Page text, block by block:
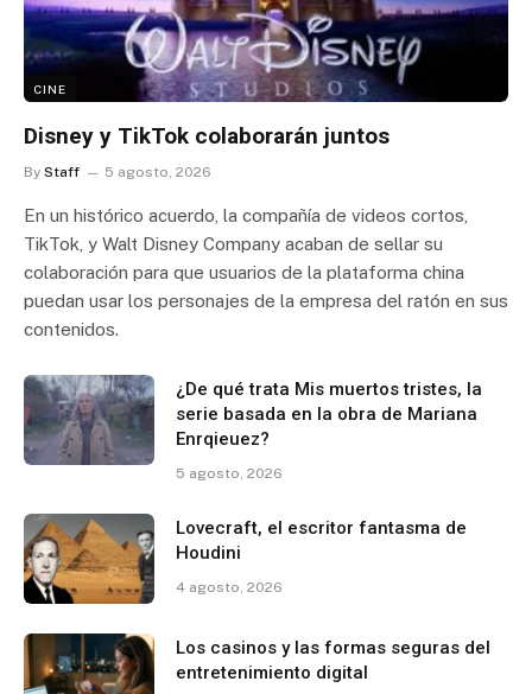
CINE
Disney y TikTok colaborarán juntos
By Staff 5 agosto, 2026
En un histórico acuerdo, la compañía de videos cortos,
TikTok, y Walt Disney Company acaban de sellar su
colaboración para que usuarios de la plataforma china
puedan usar los personajes de la empresa del ratón en sus
contenidos.
¿De qué trata Mis muertos tristes, la
serie basada en la obra de Mariana
Enrqieuez?
5 agosto, 2026
Lovecraft, el escritor fantasma de
Houdini
4 agosto, 2026
Los casinos y las formas seguras del
entretenimiento digital